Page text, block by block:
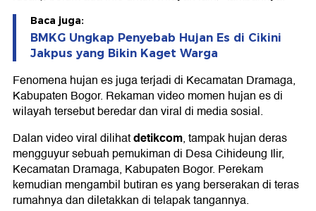
Baca juga:
BMKG Ungkap Penyebab Hujan Es di Cikini
Jakpus yang Bikin Kaget Warga
Fenomena hujan es juga terjadi di Kecamatan Dramaga,
Kabupaten Bogor. Rekaman video momen hujan es di
wilayah tersebut beredar dan viral di media sosial.
Dalan video viral dilihatdetikcom, tampak hujan deras
mengguyur sebuah pemukiman di Desa Cihideung Ilir,
Kecamatan Dramaga, Kabupaten Bogor. Perekam
kemudian mengambil butiran es yang berserakan di teras
rumahnya dan diletakkan di telapak tangannya.